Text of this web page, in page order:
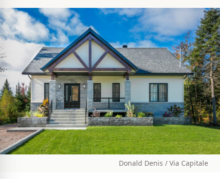
Donald Denis / Via Capitale